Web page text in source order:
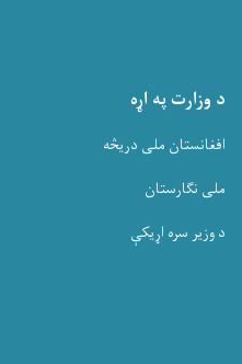
د وزارت په اړه
افغانستان ملی دریڅه
ملی نگارستان
د وزیر سره اړیکې